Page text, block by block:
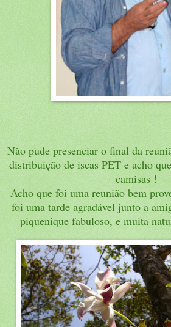
Não pude presenciar o final da
distribuição de iscas PET e acho
camisas !
Acho que foi uma reunião bem
foi uma tarde agradável junto a
piquenique fabuloso, e muita